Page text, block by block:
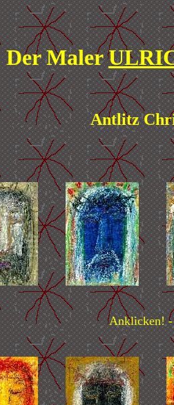
Der Maler
Antlitz
Anklicken!